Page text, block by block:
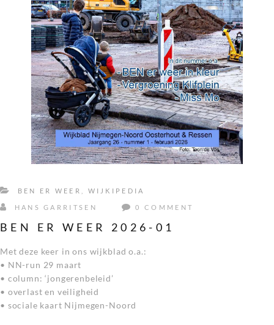
BEN ER WEER WIJKIPEDIA
HANS GARRITSEN 0 COMMENT
BEN ER WEER 2026-01
Met deze keer in ons wijkblad o.a.:
• NN-run 29 maart
• column: ‘jongerenbeleid’
• overlast en veiligheid
• sociale kaart Nijmegen-Noord